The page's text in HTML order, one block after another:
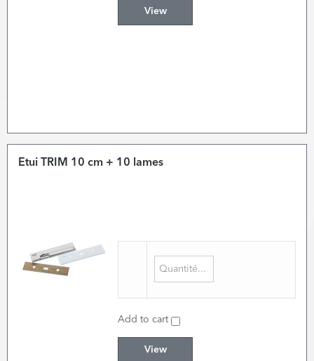
View
Etui TRIM 10 cm + 10 lames
Add to cart
View